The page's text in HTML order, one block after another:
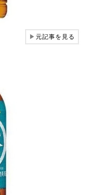
▶元記事を見る